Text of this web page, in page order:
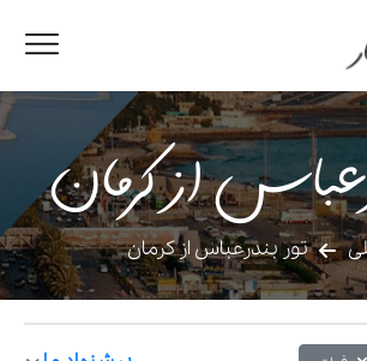
از کرمان
تور بندرعباس از کرمان